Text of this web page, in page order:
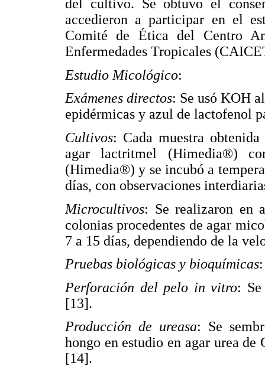
del cultivo. Se obtuvo el
accedieron a participar en el
Comité de Ética del Centro
Enfermedades Tropicales
Estudio Micológico:
Exámenes directos: Se usó KOH
epidérmicas y azul de lactofenol
Cultivos: Cada muestra
agar lactritmel (Himedia®)
(Himedia®) y se incubó a
días, con observaciones
Microcultivos: Se realizaron en
colonias procedentes de agar
7 a 15 días, dependiendo de la
Pruebas biológicas y bioquímicas:
Perforación del pelo in vitro:
[13].
Producción de ureasa: Se
hongo en estudio en agar urea
[14].